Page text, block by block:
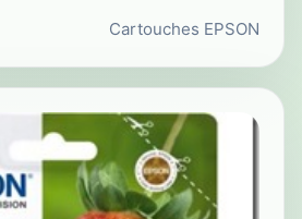
Cartouches EPSON